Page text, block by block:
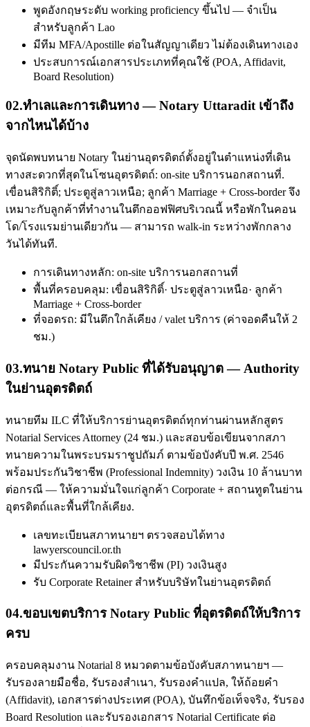
พูดอังกฤษระดับ working proficiency ขึ้นไป — จำเป็น
สำหรับลูกค้า Lao
มีทีม MFA/Apostille ต่อในสัญญาเดียว ไม่ต้องเดินทางเอง
ประสบการณ์เอกสารประเภทที่คุณใช้ (POA, Affidavit,
Board Resolution)
02.ทำเลและการเดินทาง — Notary Uttaradit เข้าถึง
จากไหนได้บ้าง
จุดนัดพบทนาย Notary ในย่านอุตรดิตถ์ตั้งอยู่ในตำแหน่งที่เดิน
ทางสะดวกที่สุดในโซนอุตรดิตถ์: on-site บริการนอกสถานที่.
เขื่อนสิริกิติ์; ประตูสู่ลาวเหนือ; ลูกค้า Marriage + Cross-border จึง
เหมาะกับลูกค้าที่ทำงานในตึกออฟฟิศบริเวณนี้ หรือพักในคอน
โด/โรงแรมย่านเดียวกัน — สามารถ walk-in ระหว่างพักกลาง
วันได้ทันที.
การเดินทางหลัก: on-site บริการนอกสถานที่
พื้นที่ครอบคลุม: เขื่อนสิริกิติ์· ประตูสู่ลาวเหนือ· ลูกค้า
Marriage + Cross-border
ที่จอดรถ: มีในตึกใกล้เคียง / valet บริการ (ค่าจอดคืนให้ 2
ชม.)
03.ทนาย Notary Public ที่ได้รับอนุญาต — Authority
ในย่านอุตรดิตถ์
ทนายทีม ILC ที่ให้บริการย่านอุตรดิตถ์ทุกท่านผ่านหลักสูตร
Notarial Services Attorney (24 ชม.) และสอบข้อเขียนจากสภา
ทนายความในพระบรมราชูปถัมภ์ ตามข้อบังคับปี พ.ศ. 2546
พร้อมประกันวิชาชีพ (Professional Indemnity) วงเงิน 10 ล้านบาท
ต่อกรณี — ให้ความมั่นใจแก่ลูกค้า Corporate + สถานทูตในย่าน
อุตรดิตถ์และพื้นที่ใกล้เคียง.
เลขทะเบียนสภาทนายฯ ตรวจสอบได้ทาง
lawyerscouncil.or.th
มีประกันความรับผิดวิชาชีพ (PI) วงเงินสูง
รับ Corporate Retainer สำหรับบริษัทในย่านอุตรดิตถ์
04.ขอบเขตบริการ Notary Public ที่อุตรดิตถ์ให้บริการ
ครบ
ครอบคลุมงาน Notarial 8 หมวดตามข้อบังคับสภาทนายฯ —
รับรองลายมือชื่อ, รับรองสำเนา, รับรองคำแปล, ให้ถ้อยคำ
(Affidavit), เอกสารต่างประเทศ (POA), บันทึกข้อเท็จจริง, รับรอง
Board Resolution และรับรองเอกสาร Notarial Certificate ต่อ